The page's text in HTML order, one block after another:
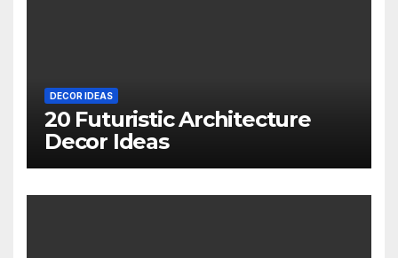
DECOR IDEAS
20 Futuristic Architecture
Decor Ideas